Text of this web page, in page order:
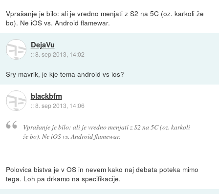
Vprašanje je bilo: ali je vredno menjati z S2 na 5C (oz. karkoli že
bo). Ne iOS vs. Android flamewar.
DejaVu
::8. sep 2013, 14:02
Sry mavrik, je kje tema android vs ios?
blackbfm
::8. sep 2013, 14:06
Vprašanje je bilo: ali je vredno menjati z S2 na 5C (oz. karkoli
že bo). Ne iOS vs. Android flamewar.
Polovica bistva je v OS in nevem kako naj debata poteka mimo
tega. Loh pa drkamo na specifikacije.